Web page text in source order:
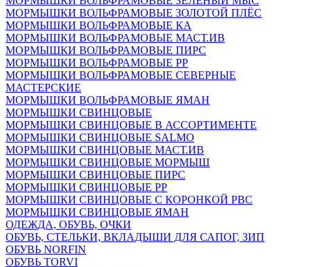
МОРМЫШКИ ВОЛЬФРАМОВЫЕ ЗОЛОТОЙ ПЛЁС
МОРМЫШКИ ВОЛЬФРАМОВЫЕ КА
МОРМЫШКИ ВОЛЬФРАМОВЫЕ МАСТ.ИВ
МОРМЫШКИ ВОЛЬФРАМОВЫЕ ПИРС
МОРМЫШКИ ВОЛЬФРАМОВЫЕ РР
МОРМЫШКИ ВОЛЬФРАМОВЫЕ СЕВЕРНЫЕ
МАСТЕРСКИЕ
МОРМЫШКИ ВОЛЬФРАМОВЫЕ ЯМАН
МОРМЫШКИ СВИНЦОВЫЕ
МОРМЫШКИ СВИНЦОВЫЕ В АССОРТИМЕНТЕ
МОРМЫШКИ СВИНЦОВЫЕ SALMO
МОРМЫШКИ СВИНЦОВЫЕ МАСТ.ИВ
МОРМЫШКИ СВИНЦОВЫЕ МОРМЫШ
МОРМЫШКИ СВИНЦОВЫЕ ПИРС
МОРМЫШКИ СВИНЦОВЫЕ РР
МОРМЫШКИ СВИНЦОВЫЕ С КОРОНКОЙ РВС
МОРМЫШКИ СВИНЦОВЫЕ ЯМАН
ОДЕЖДА, ОБУВЬ, ОЧКИ
ОБУВЬ, СТЕЛЬКИ, ВКЛАДЫШИ ДЛЯ САПОГ, ЗИП
ОБУВЬ NORFIN
ОБУВЬ TORVI